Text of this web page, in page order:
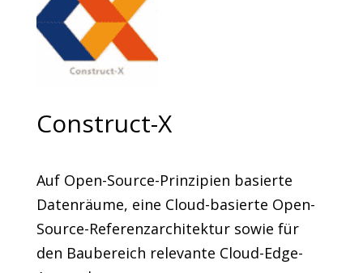
Construct-X
Auf Open-Source-Prinzipien basierte
Datenräume, eine Cloud-basierte Open-
Source-Referenzarchitektur sowie für
den Baubereich relevante Cloud-Edge-